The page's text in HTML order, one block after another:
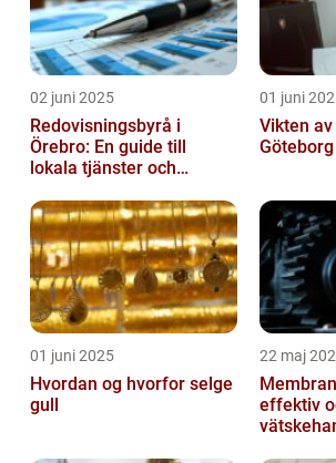
02 juni 2025
Redovisningsbyrå i
Örebro: En guide till
lokala tjänster och
01 juni
Vikten
Göteborg
01 juni 2025
Hvordan og hvorfor selge
gull
22 maj
effektiv